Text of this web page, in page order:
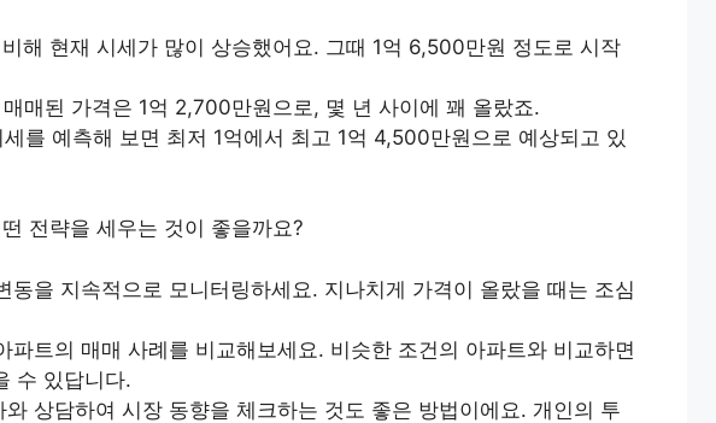
해 현재 시세가 많이 상승했어요. 그때 1억 6,500만원 정도로 시작
매된 가격은 1억 2,700만원으로, 몇 년 사이에 꽤 올랐죠.
를 예측해 보면 최저 1억에서 최고 1억 4,500만원으로 예상되고 있
전략을 세우는 것이 좋을까요?
동을 지속적으로 모니터링하세요. 지나치게 가격이 올랐을 때는 조심
파트의 매매 사례를 비교해보세요. 비슷한 조건의 아파트와 비교하면
수 있답니다.
상담하여 시장 동향을 체크하는 것도 좋은 방법이에요. 개인의 투